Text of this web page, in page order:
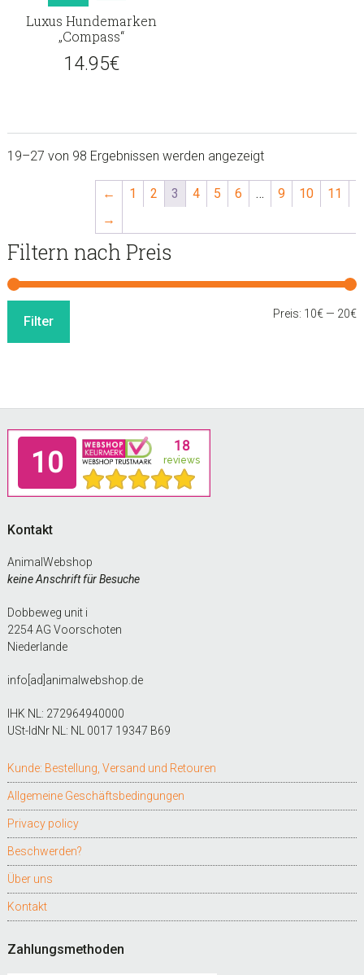
Luxus Hundemarken
„Compass“
14.95€
19–27 von 98 Ergebnissen werden angezeigt
← 1 2 3 4 5 6 … 9 10
11
→
sidebar
Store
Sidebar
Filtern nach Preis
Filter Preis: 10€— 20€
Footer
Kontakt
AnimalWebshop
keine Anschrift für Besuche
Dobbeweg unit i
2254 AG Voorschoten
Niederlande
info[ad]animalwebshop.de
IHK NL: 272964940000
USt-IdNr NL: NL 0017 19347 B69
Kunde: Bestellung, Versand und Retouren
Allgemeine Geschäftsbedingungen
Privacy policy
Beschwerden?
Über uns
Kontakt
Zahlungsmethoden